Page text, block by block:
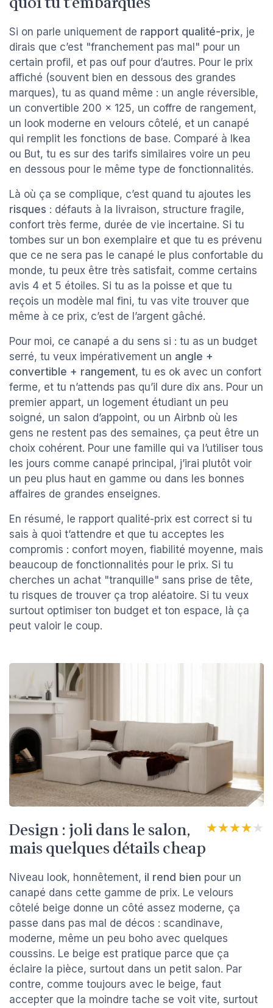
Si on parle uniquement de rapport qualité-prix, je
dirais que c’est "franchement pas mal" pour un
certain profil, et pas ouf pour d’autres. Pour le prix
affiché (souvent bien en dessous des grandes
marques), tu as quand même : un angle réversible,
un convertible 200 x 125, un coffre de rangement,
un look moderne en velours côtelé, et un canapé
qui remplit les fonctions de base. Comparé à Ikea
ou But, tu es sur des tarifs similaires voire un peu
en dessous pour le même type de fonctionnalités.
Là où ça se complique, c’est quand tu ajoutes les
risques : défauts à la livraison, structure fragile,
confort très ferme, durée de vie incertaine. Si tu
tombes sur un bon exemplaire et que tu es prévenu
que ce ne sera pas le canapé le plus confortable du
monde, tu peux être très satisfait, comme certains
avis 4 et 5 étoiles. Si tu as la poisse et que tu
reçois un modèle mal fini, tu vas vite trouver que
même à ce prix, c’est de l’argent gâché.
Pour moi, ce canapé a du sens si : tu as un budget
serré, tu veux impérativement un angle +
convertible + rangement, tu es ok avec un confort
ferme, et tu n’attends pas qu’il dure dix ans. Pour un
premier appart, un logement étudiant un peu
soigné, un salon d’appoint, ou un Airbnb où les
gens ne restent pas des semaines, ça peut être un
choix cohérent. Pour une famille qui va l’utiliser tous
les jours comme canapé principal, j’irai plutôt voir
un peu plus haut en gamme ou dans les bonnes
affaires de grandes enseignes.
En résumé, le rapport qualité-prix est correct si tu
sais à quoi t’attendre et que tu acceptes les
compromis : confort moyen, fiabilité moyenne, mais
beaucoup de fonctionnalités pour le prix. Si tu
cherches un achat "tranquille" sans prise de tête,
tu risques de trouver ça trop aléatoire. Si tu veux
surtout optimiser ton budget et ton espace, là ça
peut valoir le coup.
Design : joli dans le salon,
mais quelques détails cheap
★★★★★
★★★★★
Niveau look, honnêtement, il rend bien pour un
canapé dans cette gamme de prix. Le velours
côtelé beige donne un côté assez moderne, ça
passe dans pas mal de décos : scandinave,
moderne, même un peu boho avec quelques
coussins. Le beige est pratique parce que ça
éclaire la pièce, surtout dans un petit salon. Par
contre, comme toujours avec le beige, faut
accepter que la moindre tache se voit vite, surtout